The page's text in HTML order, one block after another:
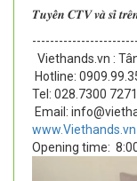
𝑻𝒖𝒚𝒆̂̉𝒏 𝑪𝑻𝑽 𝒗𝒂̀ 𝒔𝒊̉
Viethands.vn :
Hotline:
Tel: 028.7300 7271
Email:
www.Viethands.vn
Opening time: